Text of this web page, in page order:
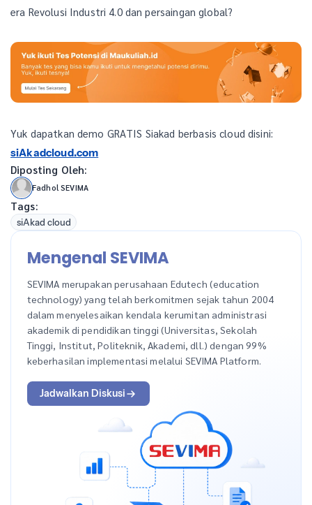
era Revolusi Industri 4.0 dan persaingan global?
Yuk dapatkan demo GRATIS Siakad berbasis cloud disini:
siAkadcloud.com
Diposting Oleh:
Fadhol SEVIMA
Tags:
siAkad cloud
Mengenal SEVIMA
SEVIMA merupakan perusahaan Edutech (education
technology) yang telah berkomitmen sejak tahun 2004
dalam menyelesaikan kendala kerumitan administrasi
akademik di pendidikan tinggi (Universitas, Sekolah
Tinggi, Institut, Politeknik, Akademi, dll.) dengan 99%
keberhasilan implementasi melalui SEVIMA Platform.
Jadwalkan Diskusi